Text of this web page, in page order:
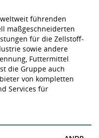
führenden
maßgeschneiderten
für die Zellstoff-
sowie andere
Futtermittel
die Gruppe auch
von kompletten
Services für